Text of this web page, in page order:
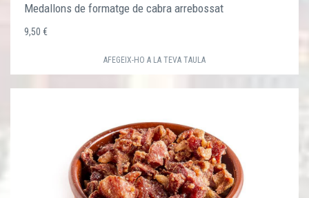
Medallons de formatge de cabra arrebossat
9,50 €
AFEGEIX-HO A LA TEVA TAULA